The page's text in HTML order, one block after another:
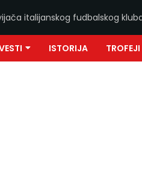
italijanskog fudbalskog
ISTORIJA TROFEJI